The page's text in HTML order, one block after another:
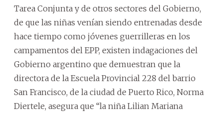
Tarea Conjunta y de otros sectores del Gobierno,
de que las niñas venían siendo entrenadas desde
hace tiempo como jóvenes guerrilleras en los
campamentos del EPP, existen indagaciones del
Gobierno argentino que demuestran que la
directora de la Escuela Provincial 228 del barrio
San Francisco, de la ciudad de Puerto Rico, Norma
Diertele, asegura que “la niña Lilian Mariana